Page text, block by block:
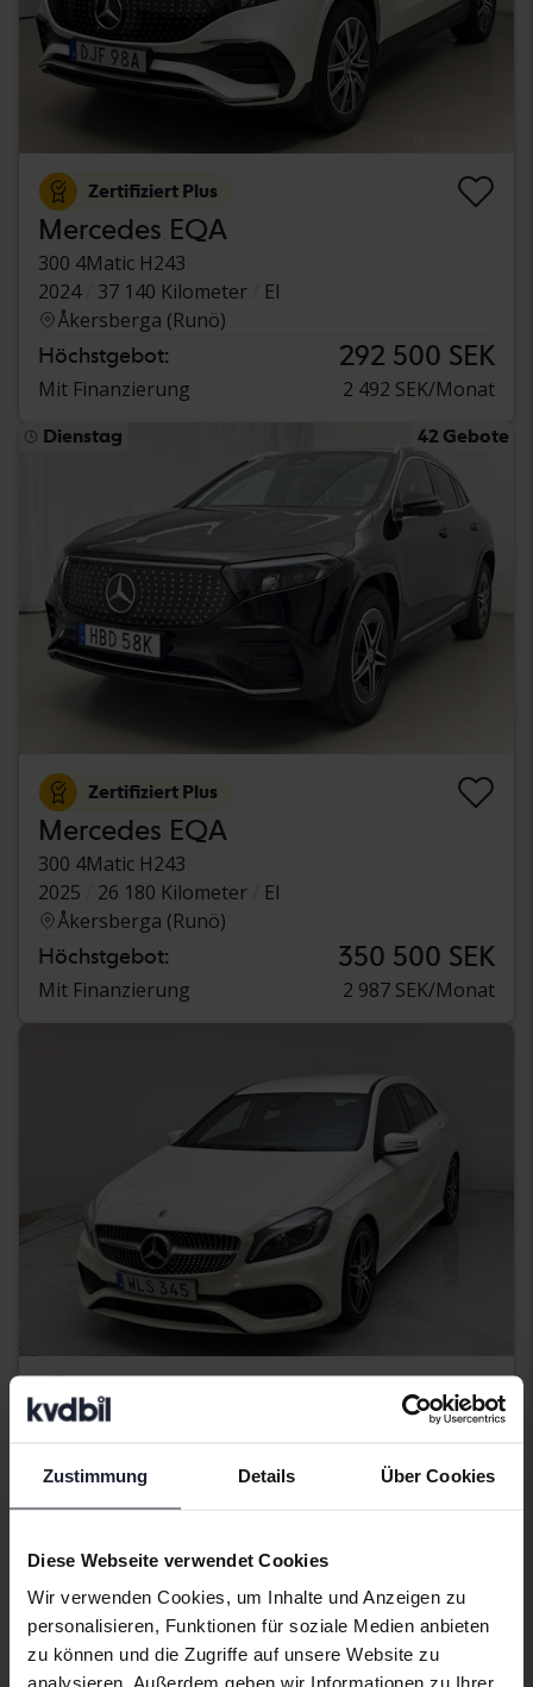
Zustimmung Details Über Cookies
Diese Webseite verwendet Cookies
Wir verwenden Cookies, um Inhalte und Anzeigen zu
personalisieren, Funktionen für soziale Medien anbieten
zu können und die Zugriffe auf unsere Website zu
analysieren. Außerdem geben wir Informationen zu Ihrer
Zertifiziert Plus
Mercedes EQA
300 4Matic H243
2024
37 140 Kilometer
El
Åkersberga (Runö)
Höchstgebot: 292 500 SEK
Mit Finanzierung 2 492 SEK/Monat
Dienstag 42 Gebote
Zertifiziert Plus
Mercedes EQA
300 4Matic H243
2025
26 180 Kilometer
El
Åkersberga (Runö)
Höchstgebot: 350 500 SEK
Mit Finanzierung 2 987 SEK/Monat
Zertifiziert
Mercedes A-Klass
A 200 d 5dr W176
89 670 Kilometer
Direkt kaufen
Mit Finanzierung 1 617 SEK/Monat
Mittwoch 16 Gebote